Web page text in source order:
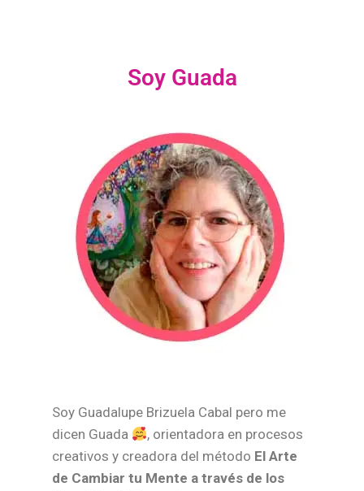
Soy Guada
Soy Guadalupe Brizuela Cabal pero me
dicen Guada
, orientadora en procesos
creativos y creadora del método El Arte
de Cambiar tu Mente a través de los